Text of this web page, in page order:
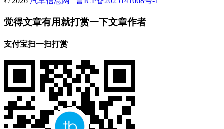
觉得文章有用就打赏一下文章作者
支付宝扫一扫打赏